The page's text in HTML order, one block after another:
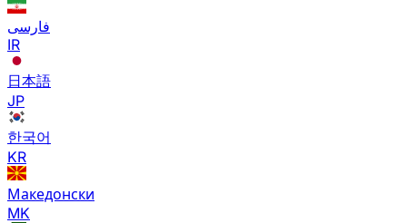
فارسی
IR
日本語
JP
한국어
KR
Македонски
MK